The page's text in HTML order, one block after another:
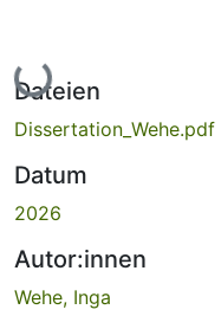
Lade...
Dateien
Dissertation_Wehe.pdf
Datum
2026
Autor:innen
Wehe, Inga